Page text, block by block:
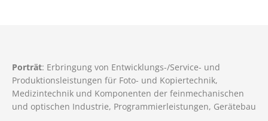
Porträt: Erbringung von Entwicklungs-/Service- und
Produktionsleistungen für Foto- und Kopiertechnik,
Medizintechnik und Komponenten der feinmechanischen
und optischen Industrie, Programmierleistungen, Gerätebau